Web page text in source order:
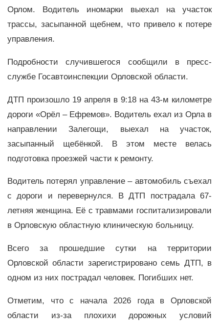
Орлом. Водитель иномарки выехал на участок
трассы, засыпанной щебнем, что привело к потере
управления.
Подробности случившегося сообщили в пресс-
службе Госавтоинспекции Орловской области.
ДТП произошло 19 апреля в 9:18 на 43-м километре
дороги «Орёл – Ефремов». Водитель ехал из Орла в
направлении Залегощи, выехал на участок,
засыпанный щебёнкой. В этом месте велась
подготовка проезжей части к ремонту.
Водитель потерял управление – автомобиль съехал
с дороги и перевернулся. В ДТП пострадала 67-
летняя женщина. Её с травмами госпитализировали
в Орловскую областную клиническую больницу.
Всего за прошедшие сутки на территории
Орловской области зарегистрировано семь ДТП, в
одном из них пострадал человек. Погибших нет.
Отметим, что с начала 2026 года в Орловской
области из-за плохихи дорожных условий